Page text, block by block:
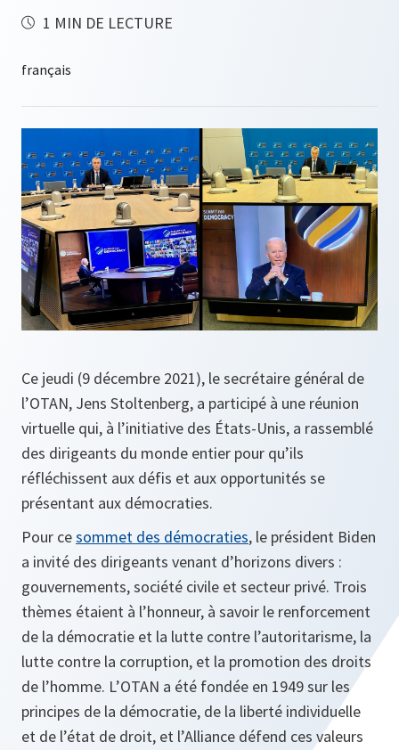
1 MIN DE LECTURE
Ce jeudi (9 décembre 2021), le secrétaire général de
l’OTAN, Jens Stoltenberg, a participé à une réunion
virtuelle qui, à l’initiative des États-Unis, a rassemblé
des dirigeants du monde entier pour qu’ils
réfléchissent aux défis et aux opportunités se
présentant aux démocraties.
Pour cesommet des démocraties, le président Biden
a invité des dirigeants venant d’horizons divers :
gouvernements, société civile et secteur privé. Trois
thèmes étaient à l’honneur, à savoir le renforcement
de la démocratie et la lutte contre l’autoritarisme, la
lutte contre la corruption, et la promotion des droits
de l’homme. L’OTAN a été fondée en 1949 sur les
principes de la démocratie, de la liberté individuelle
et de l’état de droit, et l’Alliance défend ces valeurs